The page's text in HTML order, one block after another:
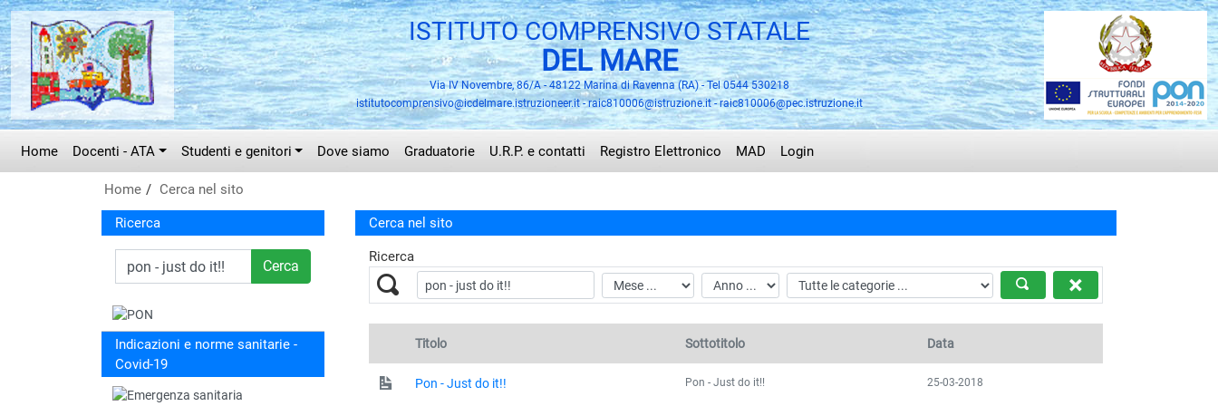
Vai al menù principale
Vai al menù secondario
Vai ai contenuti
Vai a fondo pagina
ISTITUTO COMPRENSIVO STATALE
DEL MARE
Via IV Novembre, 86/A - 48122 Marina di Ravenna (RA) - Tel 0544 530218
istitutocomprensivo@icdelmare.istruzioneer.it - raic810006@istruzione.it - raic810006@pec.istruzione.it
Home Docenti - ATA Studenti e genitori Dove siamo Graduatorie U.R.P. e contatti Registro Elettronico MAD Login
Home Cerca nel sito
Ricerca
Cerca
Indicazioni e norme sanitarie -
Covid-19
Cerca nel sito
Ricerca
Titolo Sottotitolo Data
Pon - Just do it!! Pon - Just do it!! 25-03-2018